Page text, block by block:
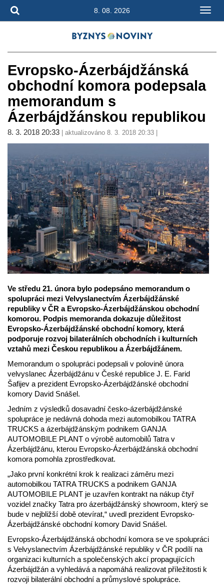
8. 08. 2026
Evropsko-Ázerbájdžánská
obchodní komora podepsala
memorandum s
Ázerbájdžánskou republikou
8. 3. 2018 20:33 | aktualizováno 8. 3. 2018 20:33 |
Ve středu 21. února bylo podepsáno memorandum o
spolupráci mezi Velvyslanectvím Ázerbájdžánské
republiky v ČR a Evropsko-Ázerbájdžánskou obchodní
komorou. Podpis memoranda dokazuje důležitost
Evropsko-Ázerbájdžánské obchodní komory, která
podporuje rozvoj bilaterálních obchodních i kulturních
vztahů mezi Českou republikou a Ázerbájdžánem.
Memorandum o spolupráci podepsali v polovině února
velvyslanec Ázerbájdžánu v České republice J. E. Farid
Šafijev a prezident Evropsko-Ázerbájdžánské obchodní
komory David Snášel.
Jedním z výsledků dosavadní česko-ázerbájdžánské
spolupráce je nedávná dohoda mezi automobilkou TATRA
TRUCKS a ázerbájdžánským podnikem GANJA
AUTOMOBILE PLANT o výrobě automobilů Tatra v
Ázerbájdžánu, kterou Evropsko-Ázerbájdžánská obchodní
komora pomohla zprostředkovat.
„Jako první konkrétní krok k realizaci záměru mezi
automobilkou TATRA TRUCKS a podnikem GANJA
AUTOMOBILE PLANT je uzavřen kontrakt na nákup čtyř
vozidel značky Tatra pro ázerbájdžánský showroom, který se
bude v nejbližší době otevírat,“ uvedl prezident Evropsko-
Ázerbájdžánské obchodní komory David Snášel.
Evropsko-Ázerbájdžánská obchodní komora se ve spolupráci
s Velvyslanectvím Ázerbájdžánské republiky v ČR podílí na
organizaci kulturních a společenských akcí propagujících
Ázerbájdžán a vyhledává a napomáhá realizovat příležitosti k
rozvoji bilaterální obchodní a průmyslové spolupráce.